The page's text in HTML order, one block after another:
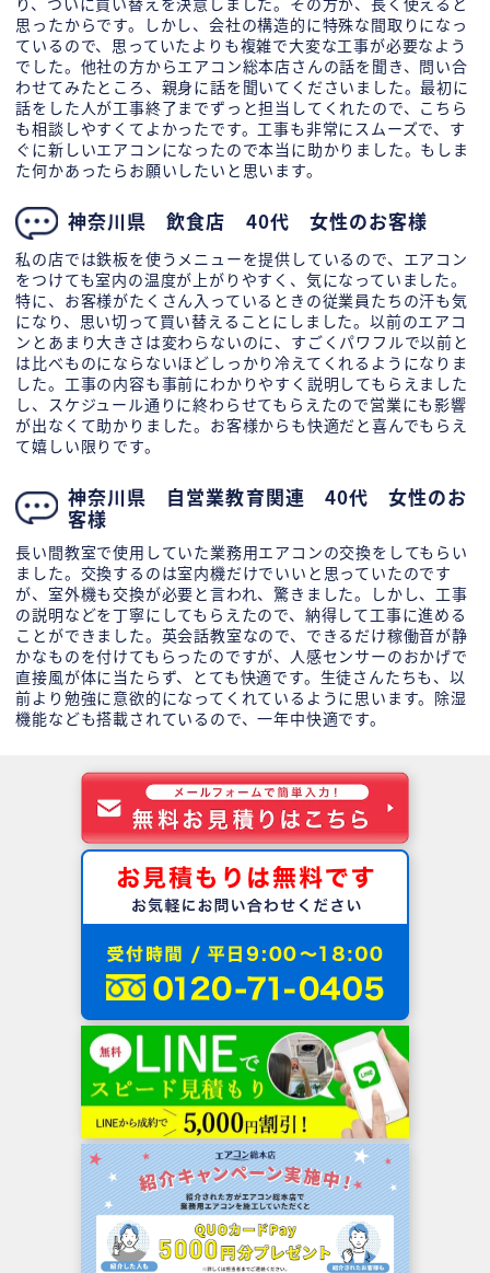
思ったからです。しかし、会社の構造的に特殊な間取りになっ
ているので、思っていたよりも複雑で大変な工事が必要なよう
でした。他社の方からエアコン総本店さんの話を聞き、問い合
わせてみたところ、親身に話を聞いてくださいました。最初に
話をした人が工事終了までずっと担当してくれたので、こちら
も相談しやすくてよかったです。工事も非常にスムーズで、す
ぐに新しいエアコンになったので本当に助かりました。もしま
た何かあったらお願いしたいと思います。
神奈川県 飲食店 40代 女性のお客様
私の店では鉄板を使うメニューを提供しているので、エアコン
をつけても室内の温度が上がりやすく、気になっていました。
特に、お客様がたくさん入っているときの従業員たちの汗も気
になり、思い切って買い替えることにしました。以前のエアコ
ンとあまり大きさは変わらないのに、すごくパワフルで以前と
は比べものにならないほどしっかり冷えてくれるようになりま
した。工事の内容も事前にわかりやすく説明してもらえました
し、スケジュール通りに終わらせてもらえたので営業にも影響
が出なくて助かりました。お客様からも快適だと喜んでもらえ
て嬉しい限りです。
神奈川県 自営業教育関連 40代 女性のお
客様
長い間教室で使用していた業務用エアコンの交換をしてもらい
ました。交換するのは室内機だけでいいと思っていたのです
が、室外機も交換が必要と言われ、驚きました。しかし、工事
の説明などを丁寧にしてもらえたので、納得して工事に進める
ことができました。英会話教室なので、できるだけ稼働音が静
かなものを付けてもらったのですが、人感センサーのおかげで
直接風が体に当たらず、とても快適です。生徒さんたちも、以
前より勉強に意欲的になってくれているように思います。除湿
機能なども搭載されているので、一年中快適です。